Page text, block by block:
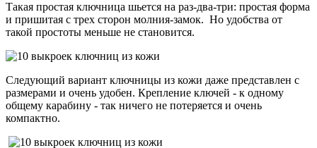
Такая простая ключница шьется на раз-два-три: простая форма
и пришитая с трех сторон молния-замок. Но удобства от
такой простоты меньше не становится.
Следующий вариант ключницы из кожи даже представлен с
размерами и очень удобен. Крепление ключей - к одному
общему карабину - так ничего не потеряется и очень
компактно.